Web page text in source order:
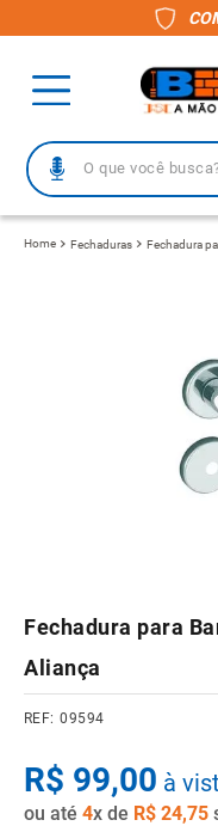
O que você busca?
Fechaduras Fechadura
Fechadura para
Aliança
09594
R$ 99,00 à
ou até 4x de R$ 24,75
vaso sanitário
gabinete banheiro
vaso sanitario